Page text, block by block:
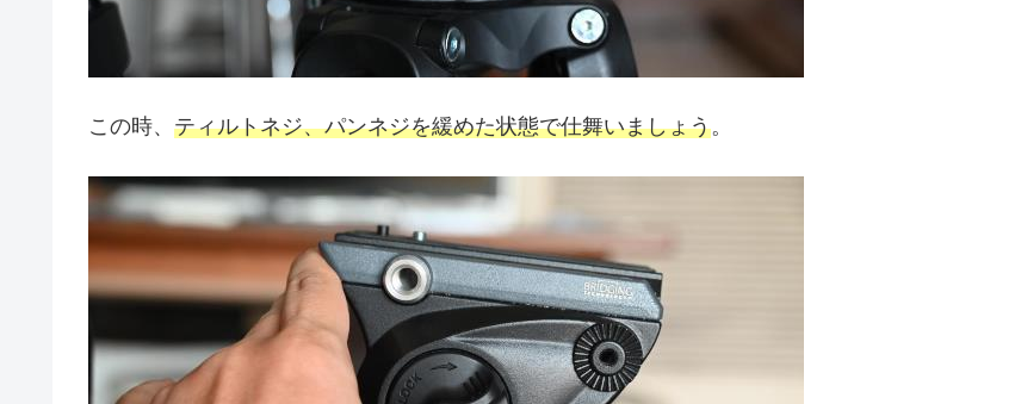
この時、 ティルトネジ、パンネジを緩めた状態で仕舞いましょう。